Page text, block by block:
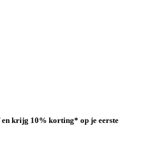
krijg 10% korting* op je eerste